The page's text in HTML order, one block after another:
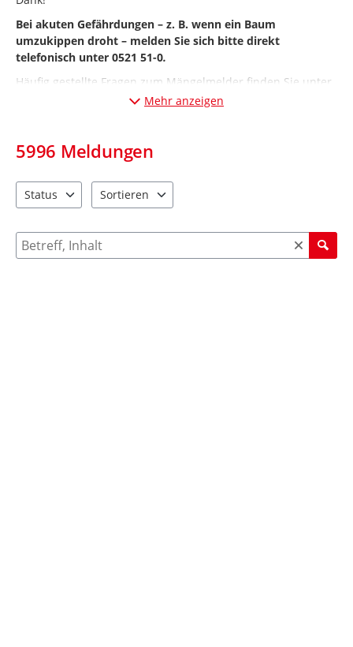
Bei akuten Gefährdungen – z. B. wenn ein Baum
umzukippen droht – melden Sie sich bitte direkt
telefonisch unter 0521 51-0.
Häufig gestellte Fragen zum Mängelmelder finden Sie unter
„Informationen“ (Desktop-Ansicht: links; Mobil-Ansicht:
Mehr anzeigen
5996 Meldungen
Status
Sortieren
Suche nach Meldungen und Kommentaren